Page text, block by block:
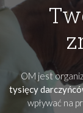
OM jest
tysięcy
wpływać na